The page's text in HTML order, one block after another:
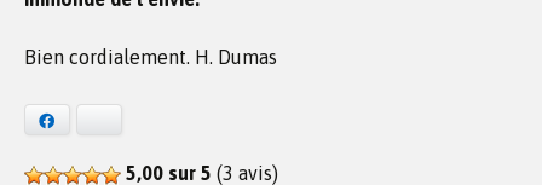
Bien cordialement. H. Dumas
5,00 sur 5 (3 avis)